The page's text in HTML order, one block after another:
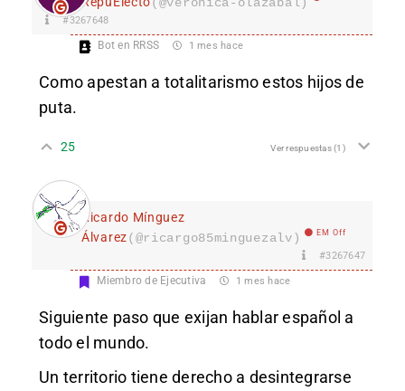
#3267648
Bot en RRSS 1 mes hace
Como apestan a totalitarismo estos hijos de
puta.
25 Ver respuestas(1)
Ricardo Mínguez
Álvarez(@ricargo85minguezalv) EM Off
#3267647
Miembro de Ejecutiva 1 mes hace
Siguiente paso que exijan hablar español a
todo el mundo.
Un territorio tiene derecho a desintegrarse